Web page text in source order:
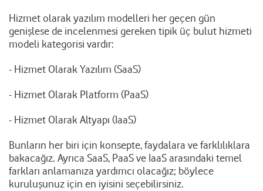
Hizmet olarak yazılım modelleri her geçen gün
genişlese de incelenmesi gereken tipik üç bulut hizmeti
modeli kategorisi vardır:
- Hizmet Olarak Yazılım (SaaS)
- Hizmet Olarak Platform (PaaS)
- Hizmet Olarak Altyapı (IaaS)
Bunların her biri için konsepte, faydalara ve farklılıklara
bakacağız. Ayrıca SaaS, PaaS ve IaaS arasındaki temel
farkları anlamanıza yardımcı olacağız; böylece
kuruluşunuz için en iyisini seçebilirsiniz.